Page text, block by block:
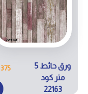
ورق حائط 5
متر كود
22163
375 ج.م